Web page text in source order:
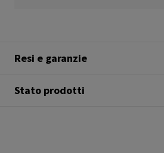
Resi e garanzie
Stato prodotti